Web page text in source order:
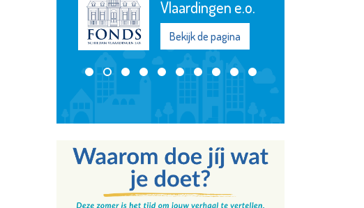
Vlaardingen e.o.
Bekijk de pagina